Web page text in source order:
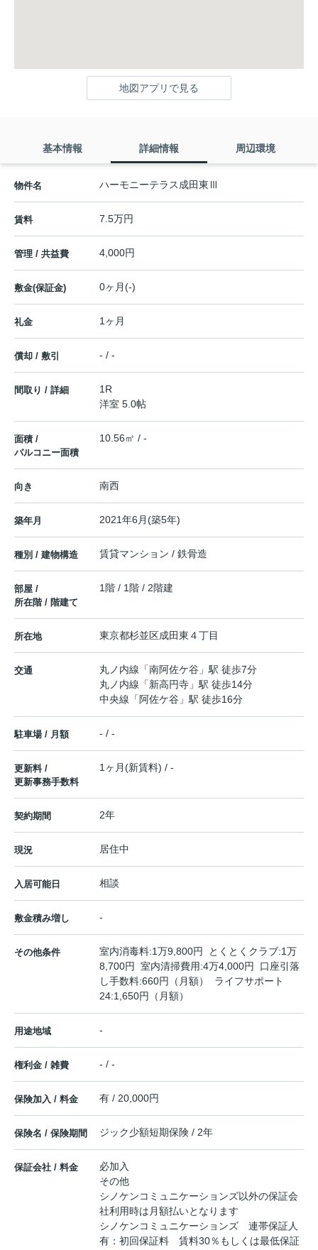
地図アプリで見る
基本情報 詳細情報 周辺環境
物件名 ハーモニーテラス成田東Ⅲ
賃料 7.5万円
管理 / 共益費 4,000円
敷金(保証金) 0ヶ月(-)
礼金 1ヶ月
償却 / 敷引 - / -
間取り / 詳細
1R
洋室 5.0帖
面積 /
バルコニー面積
10.56㎡ / -
向き 南西
築年月 2021年6月(築5年)
種別 / 建物構造 賃貸マンション / 鉄骨造
部屋 /
所在階 / 階建て
1階 / 1階 / 2階建
所在地 東京都杉並区成田東 ４丁目
交通 丸ノ内線 「南阿佐ケ谷 」駅 徒歩7分
丸ノ内線 「新高円寺 」駅 徒歩14分
中央線 「 阿佐ケ谷 」駅 徒歩16分
駐車場 / 月額 - / -
更新料 /
更新事務手数料
1ヶ月(新賃料) / -
契約期間 2年
現況 居住中
入居可能日 相談
敷金積み増し -
その他条件
室内消毒料:1万9,800円 とくとくクラブ:1万
8,700円 室内清掃費用:4万4,000円 口座引落
し手数料:660円（月額） ライフサポート
24:1,650円（月額）
用途地域 -
権利金 / 雑費 - / -
保険加入 / 料金 有 / 20,000円
保険名 / 保険期間 ジック少額短期保険 / 2年
保証会社 / 料金
必加入
その他
シノケンコミュニケーションズ以外の保証会
社利用時は月額払いとなります
シノケンコミュニケーションズ 連帯保証人
有：初回保証料 賃料30％もしくは最低保証